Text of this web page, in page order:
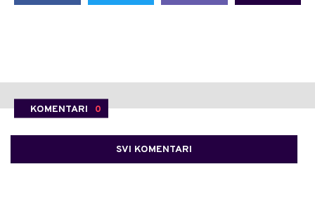
KOMENTARI 0
SVI KOMENTARI